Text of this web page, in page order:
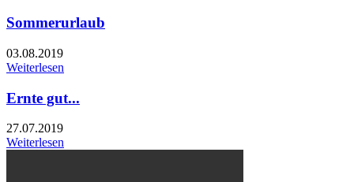
Sommerurlaub
03.08.2019
Weiterlesen
Ernte gut...
27.07.2019
Weiterlesen